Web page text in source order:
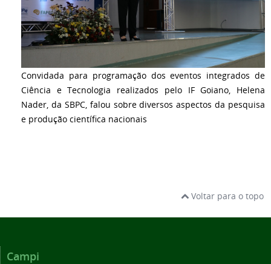
Convidada para programação dos eventos integrados de
Ciência e Tecnologia realizados pelo IF Goiano, Helena
Nader, da SBPC, falou sobre diversos aspectos da pesquisa
e produção científica nacionais
Voltar para o topo
Campi